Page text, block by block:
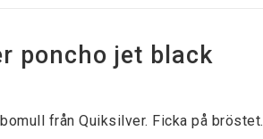
poncho jet black
från Quiksilver. Ficka på bröstet.